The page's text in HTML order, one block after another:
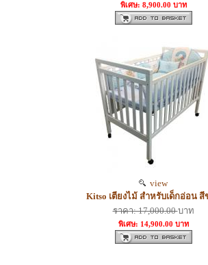
พิเศษ: 8,900.00 บาท
view
Kitso เตียงไม้ สำหรับเด็กอ่อน สี
ราคา: 17,000.00บาท
พิเศษ: 14,900.00 บาท